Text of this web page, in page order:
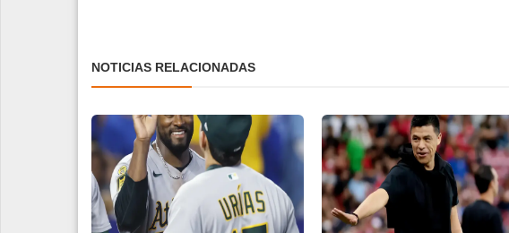
NOTICIAS RELACIONADAS